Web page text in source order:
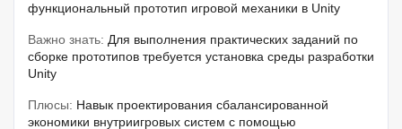
функциональный прототип игровой механики в Unity
Важно знать: Для выполнения практических заданий по
сборке прототипов требуется установка среды разработки
Unity
Плюсы: Навык проектирования сбалансированной
экономики внутриигровых систем с помощью